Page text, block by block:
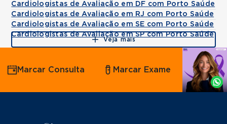
Cardiologistas de Avaliação em DF com Porto Saúde
Cardiologistas de Avaliação em RJ com Porto Saúde
Cardiologistas de Avaliação em SE com Porto Saúde
Cardiologistas de Avaliação em SP com Porto Saúde
Veja mais
Agende
por
Whatsapp
Marcar Consulta Marcar Exame